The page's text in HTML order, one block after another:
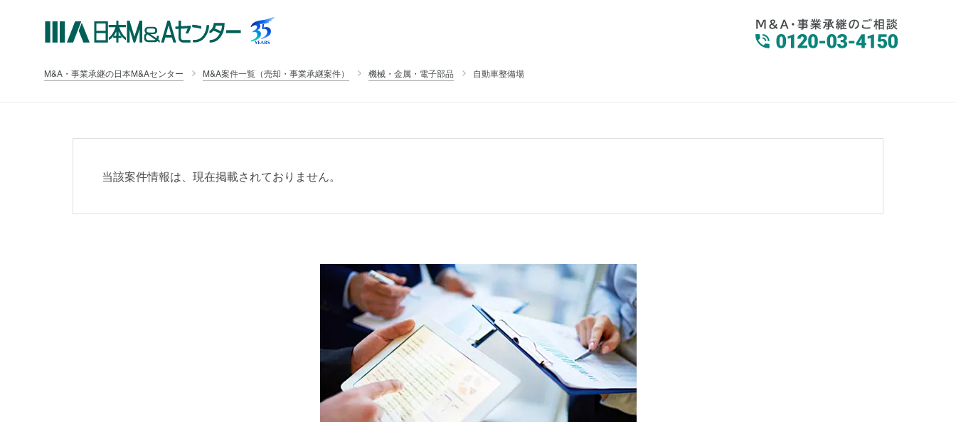
M&A・事業承継の日本M&Aセンター M&A案件一覧（売却・事業承継案件） 機械・金属・電子部品 自動車整備場
当該案件情報は、現在掲載されておりません。